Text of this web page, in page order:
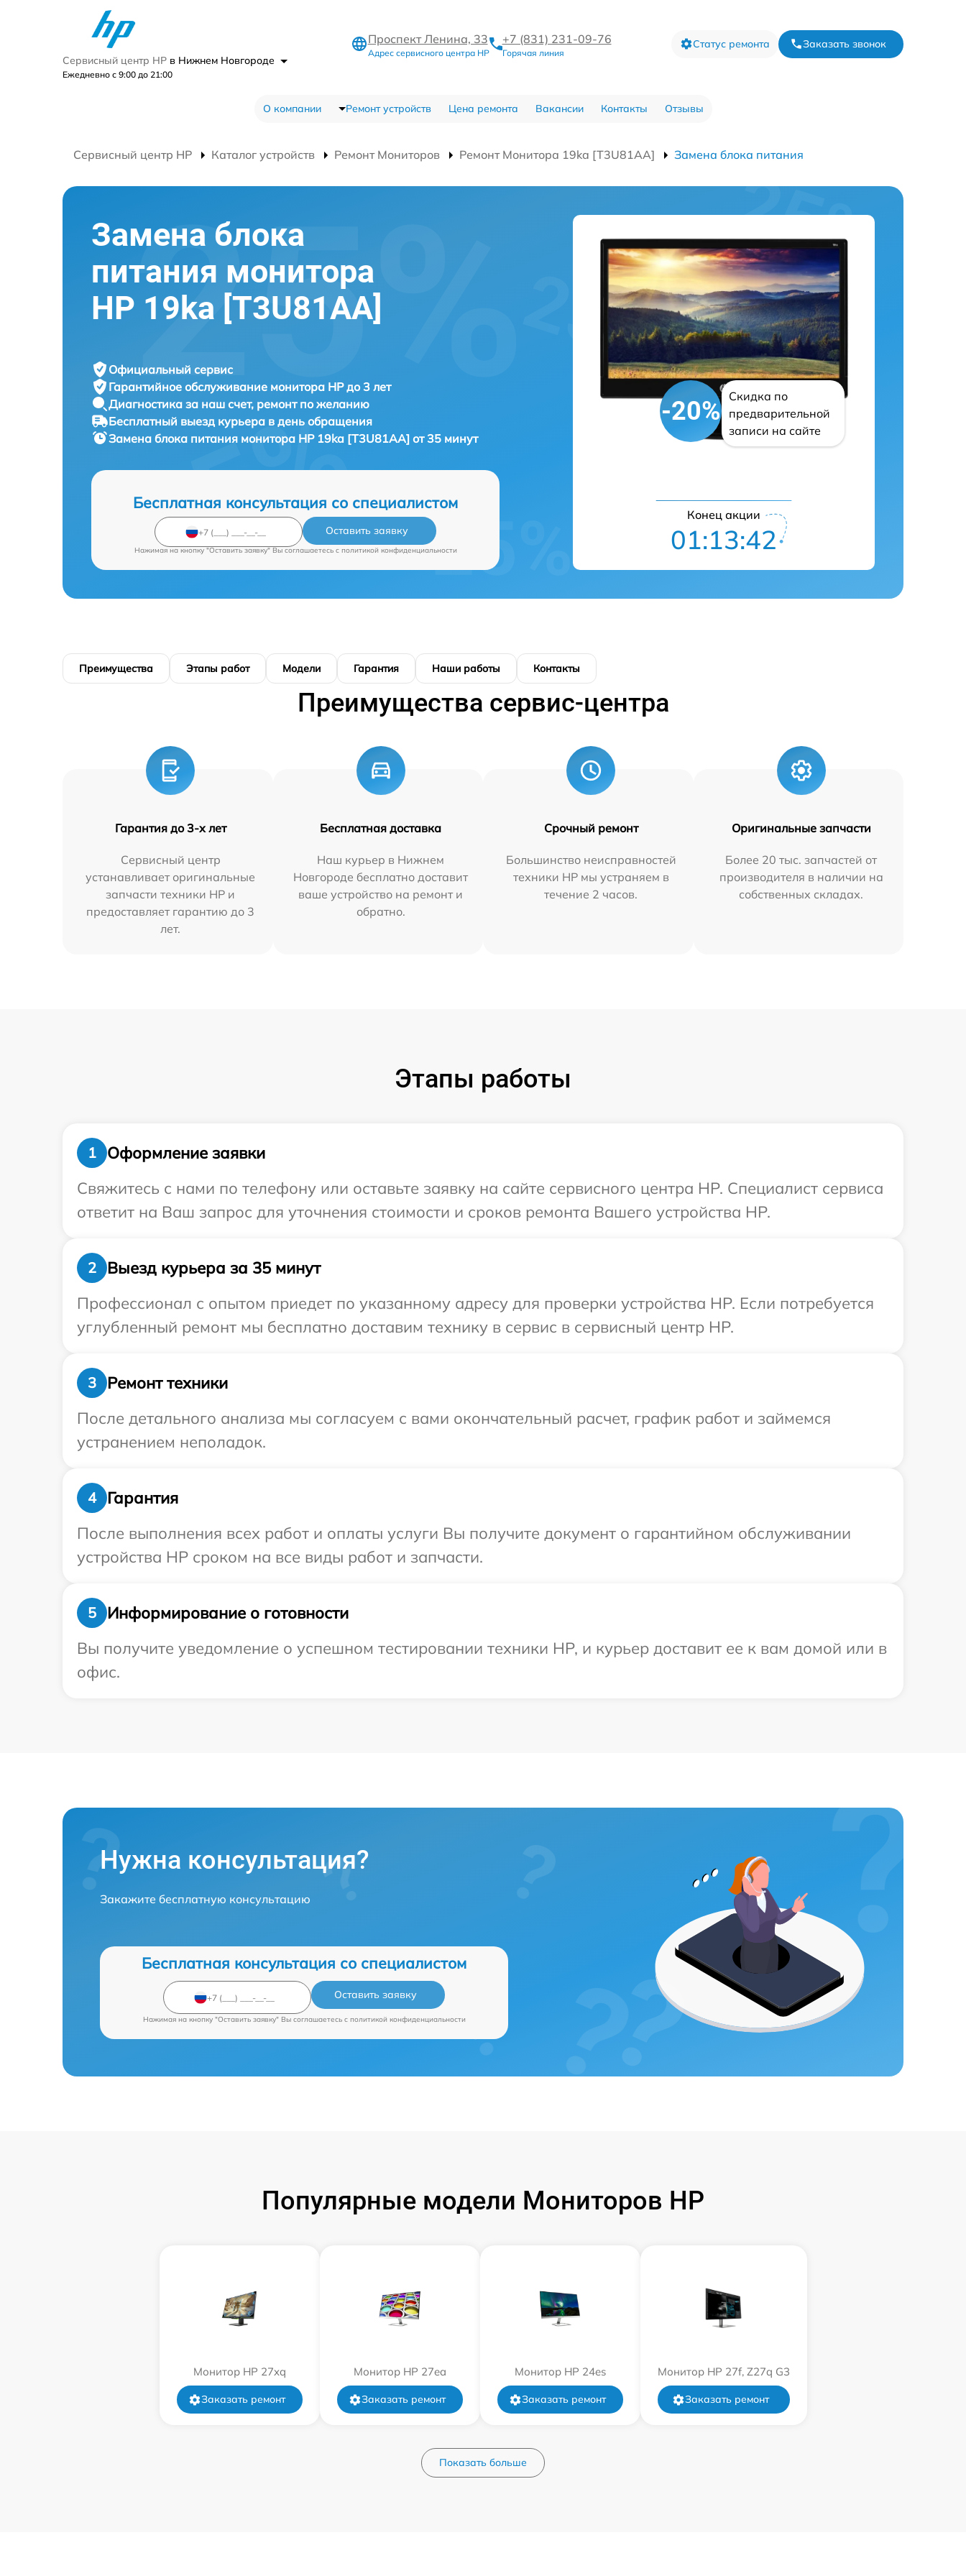
Сервисный центр HP в Нижнем Новгороде
Ежедневно с 9:00 до 21:00
Проспект Ленина, 33
Адрес сервисного центра HP
+7 (831) 231-09-76
Горячая линия
Статус ремонта Заказать звонок
О компании Ремонт устройств Цена ремонта Вакансии Контакты Отзывы
Сервисный центр HP Каталог устройств Ремонт Мониторов Ремонт Монитора 19ka [T3U81AA] Замена блока питания
Замена блока
питания монитора
HP 19ka [T3U81AA]
Официальный сервис
Гарантийное обслуживание монитора HP до 3 лет
Диагностика за наш счет, ремонт по желанию
Бесплатный выезд курьера в день обращения
Замена блока питания монитора HP 19ka [T3U81AA] от 35 минут
Бесплатная консультация со специалистом
Оставить заявку
Нажимая на кнопку "Оставить заявку" Вы соглашаетесь c политикой конфиденциальности
-20%
Скидка по
предварительной
записи на сайте
Конец акции
01:13:41
Преимущества Этапы работ Модели Гарантия Наши работы Контакты
Преимущества сервис-центра
Гарантия до 3-х лет
Сервисный центр
устанавливает оригинальные
запчасти техники HP и
предоставляет гарантию до 3
лет.
Бесплатная доставка
Наш курьер в Нижнем
Новгороде бесплатно доставит
ваше устройство на ремонт и
обратно.
Срочный ремонт
Большинство неисправностей
техники HP мы устраняем в
течение 2 часов.
Оригинальные запчасти
Более 20 тыс. запчастей от
производителя в наличии на
собственных складах.
Этапы работы
1
Оформление заявки
Свяжитесь с нами по телефону или оставьте заявку на сайте сервисного центра HP. Специалист сервиса
ответит на Ваш запрос для уточнения стоимости и сроков ремонта Вашего устройства HP.
2
Выезд курьера за 35 минут
Профессионал с опытом приедет по указанному адресу для проверки устройства HP. Если потребуется
углубленный ремонт мы бесплатно доставим технику в сервис в сервисный центр HP.
3
Ремонт техники
После детального анализа мы согласуем с вами окончательный расчет, график работ и займемся
устранением неполадок.
4
Гарантия
После выполнения всех работ и оплаты услуги Вы получите документ о гарантийном обслуживании
устройства HP сроком на все виды работ и запчасти.
5
Информирование о готовности
Вы получите уведомление о успешном тестировании техники HP, и курьер доставит ее к вам домой или в
офис.
Нужна консультация?
Закажите бесплатную консультацию
Бесплатная консультация со специалистом
Оставить заявку
Нажимая на кнопку "Оставить заявку" Вы соглашаетесь c политикой конфиденциальности
Популярные модели Мониторов HP
Монитор HP 27xq
Заказать ремонт
Монитор HP 27ea
Заказать ремонт
Монитор HP 24es
Заказать ремонт
Монитор HP 27f, Z27q G3
Заказать ремонт
Показать больше